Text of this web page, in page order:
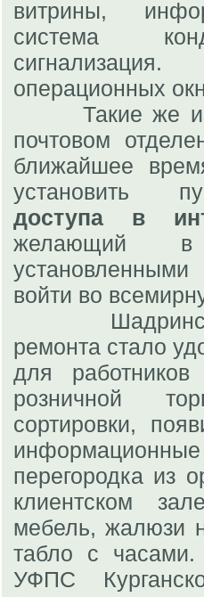
витрины,
система
операционных
Такие же
почтовом
ближайшее
установить
доступа в
желающий в
войти во
ремонта стало
для
розничной
сортировки,
перегородка из
клиентском
мебель, жалюзи
табло с
УФПС